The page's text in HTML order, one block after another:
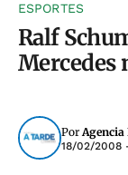
ESPORTES
Ralf
Mercedes
PorAgencia
18/02/2008